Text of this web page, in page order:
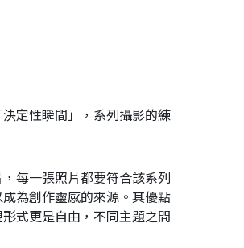
定性瞬間」，系列攝影的練
每一張照片都要符合該系列
為創作靈感的來源。其優點
式更是自由，不同主題之間